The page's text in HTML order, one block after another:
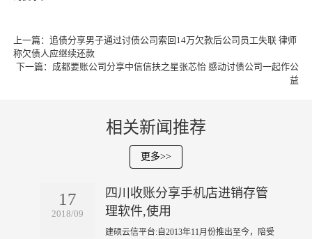
上一篇： 追债分享男子通过讨债公司索回14万欠款后公司员工失联 律师
称欠债人应继续还款
下一篇： 成都要账公司分享中信信扶之星张芯怡 感动讨债公司一起作公
益
相关新闻推荐
更多>>
17
2018/09
四川收账分享手机店进销存管
理软件,使用
​建硕云信平台:自2013年11月份推出至今，陪受